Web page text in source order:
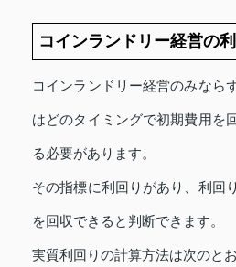
コインランドリー経営の
コインランドリー経営のみなら
はどのタイミングで初期費用を
る必要があります。
その指標に利回りがあり、利回
を回収できると判断できます。
実質利回りの計算方法は次のとお